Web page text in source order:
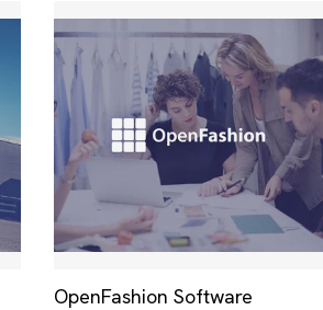
OpenFashion Software